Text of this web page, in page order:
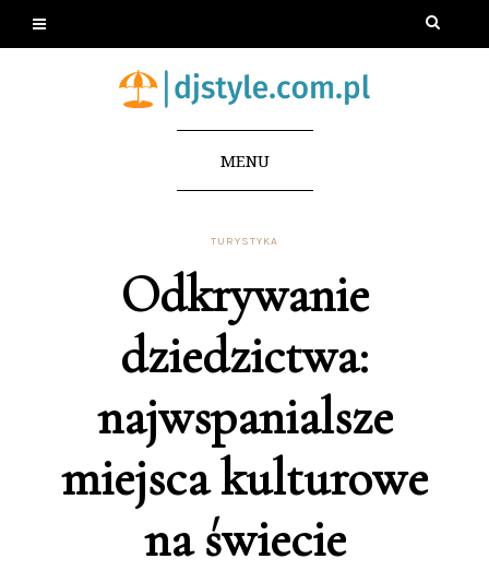
MENU
TURYSTYKA
Odkrywanie
dziedzictwa:
najwspanialsze
miejsca kulturowe
na świecie